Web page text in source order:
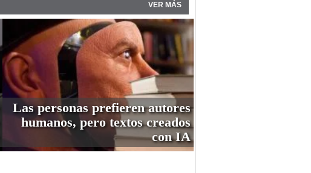
VER MÁS
Las personas prefieren autores
humanos, pero textos creados
con IA